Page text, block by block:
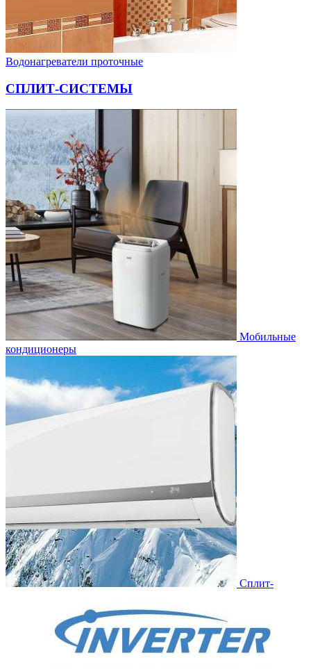
Водонагреватели проточные
СПЛИТ-СИСТЕМЫ
Мобильные
кондиционеры
Сплит-